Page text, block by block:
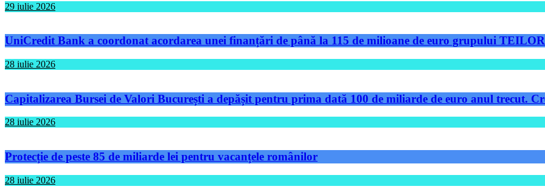
29 iulie 2026
UniCredit Bank a coordonat acordarea unei finanțări de până la 115 de milioane de euro grupului TEILOR
28 iulie 2026
Capitalizarea Bursei de Valori București a depășit pentru prima dată 100 de miliarde de euro anul trecut.
28 iulie 2026
Protecție de peste 85 de miliarde lei pentru vacanțele românilor
28 iulie 2026